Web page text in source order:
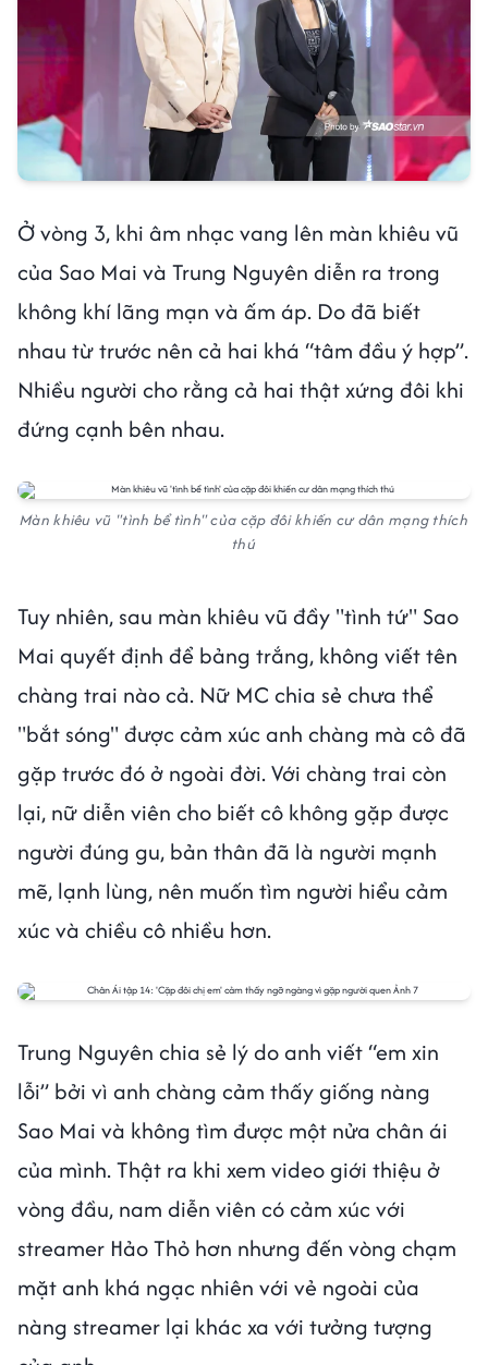
Ở vòng 3, khi âm nhạc vang lên màn khiêu vũ
của Sao Mai và Trung Nguyên diễn ra trong
không khí lãng mạn và ấm áp. Do đã biết
nhau từ trước nên cả hai khá “tâm đầu ý hợp”.
Nhiều người cho rằng cả hai thật xứng đôi khi
đứng cạnh bên nhau.
Màn khiêu vũ "tình bể tình" của cặp đôi khiến cư dân mạng thích
thú
Tuy nhiên, sau màn khiêu vũ đầy "tình tứ" Sao
Mai quyết định để bảng trắng, không viết tên
chàng trai nào cả. Nữ MC chia sẻ chưa thể
"bắt sóng" được cảm xúc anh chàng mà cô đã
gặp trước đó ở ngoài đời. Với chàng trai còn
lại, nữ diễn viên cho biết cô không gặp được
người đúng gu, bản thân đã là người mạnh
mẽ, lạnh lùng, nên muốn tìm người hiểu cảm
xúc và chiều cô nhiều hơn.
Trung Nguyên chia sẻ lý do anh viết “em xin
lỗi” bởi vì anh chàng cảm thấy giống nàng
Sao Mai và không tìm được một nửa chân ái
của mình. Thật ra khi xem video giới thiệu ở
vòng đầu, nam diễn viên có cảm xúc với
streamer Hảo Thỏ hơn nhưng đến vòng chạm
mặt anh khá ngạc nhiên với vẻ ngoài của
nàng streamer lại khác xa với tưởng tượng